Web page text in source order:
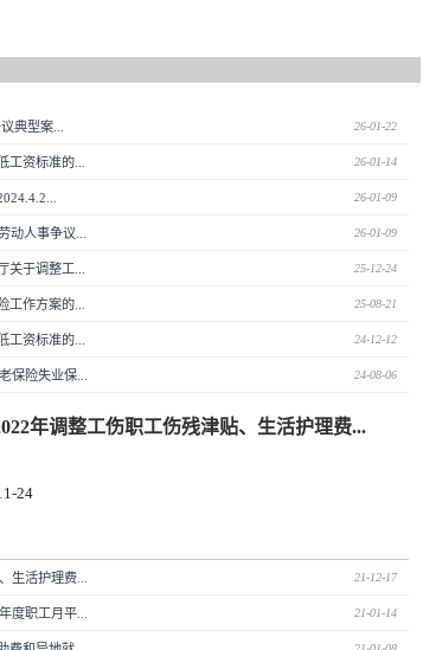
典型案... 26-01-22
资标准的... 26-01-14
26-01-09
动人事争议... 26-01-09
于调整工... 25-12-24
作方案的... 25-08-21
资标准的... 24-12-12
保险失业保... 24-08-06
年调整工伤职工伤残津贴、生活护理费...
24
生活护理费... 21-12-17
度职工月平... 21-01-14